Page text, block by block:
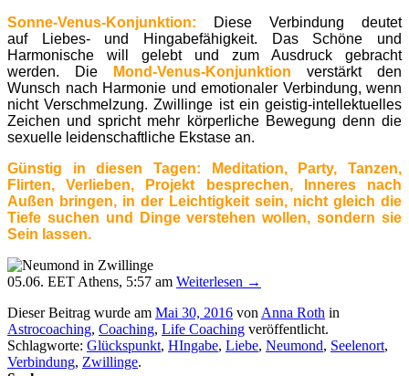
Sonne-Venus-Konjunktion: Diese Verbindung deutet
auf Liebes- und Hingabefähigkeit. Das Schöne und
Harmonische will gelebt und zum Ausdruck gebracht
werden. Die
Mond-Venus-Konjunktion verstärkt den
Wunsch nach Harmonie und emotionaler Verbindung, wenn
nicht Verschmelzung. Zwillinge ist ein geistig-intellektuelles
Zeichen und spricht mehr körperliche Bewegung denn die
sexuelle leidenschaftliche Ekstase an.
Günstig in diesen Tagen: Meditation, Party, Tanzen,
Flirten, Verlieben, Projekt besprechen, Inneres nach
Außen bringen, in der Leichtigkeit sein, nicht gleich die
Tiefe suchen und Dinge verstehen wollen, sondern sie
Sein lassen.
05.06. EET Athens, 5:57 am Weiterlesen →
Dieser Beitrag wurde am Mai 30, 2016 von Anna Roth in
Astrocoaching, Coaching, Life Coaching veröffentlicht.
Schlagworte: Glückspunkt, HIngabe, Liebe, Neumond, Seelenort,
Verbindung, Zwillinge.